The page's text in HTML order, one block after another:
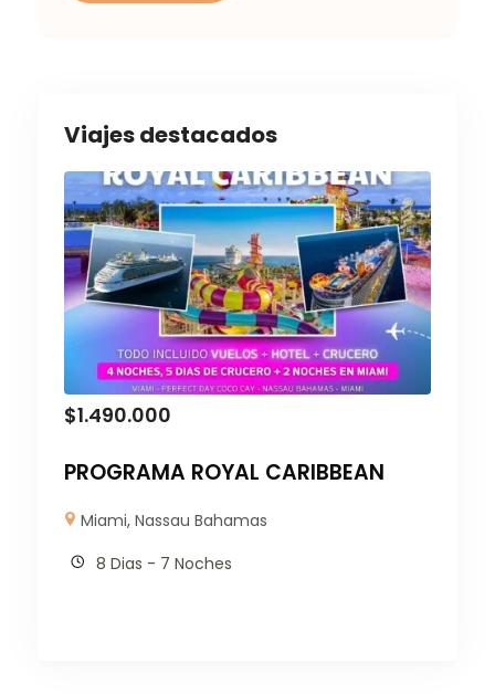
Viajes destacados
$1.490.000
PROGRAMA ROYAL CARIBBEAN
Miami,Nassau Bahamas
8 Dias - 7 Noches